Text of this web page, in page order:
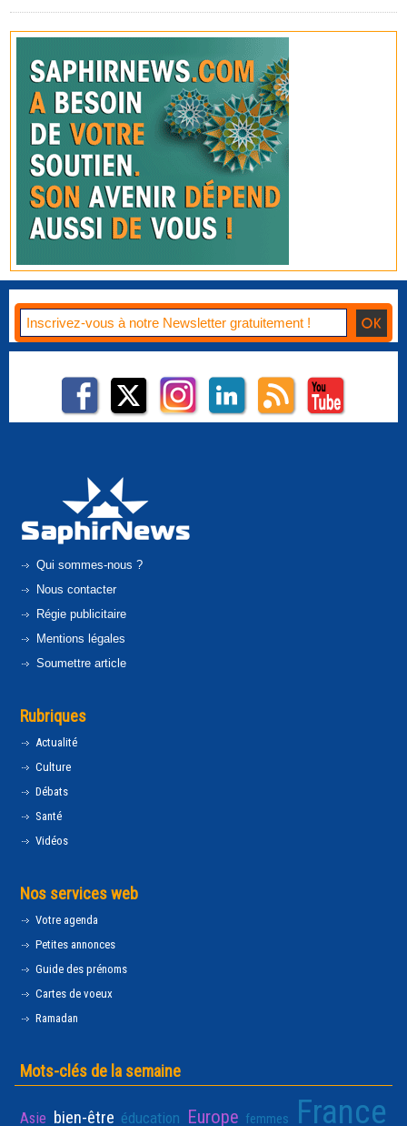
Qui sommes-nous ?
Nous contacter
Régie publicitaire
Mentions légales
Soumettre article
Rubriques
Actualité
Culture
Débats
Santé
Vidéos
Nos services web
Votre agenda
Petites annonces
Guide des prénoms
Cartes de voeux
Ramadan
Mots-clés de la semaine
Asie bien-être éducation Europe femmes France